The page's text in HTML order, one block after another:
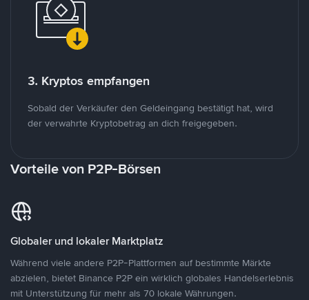
3. Kryptos empfangen
Sobald der Verkäufer den Geldeingang bestätigt hat, wird
der verwahrte Kryptobetrag an dich freigegeben.
Vorteile von P2P-Börsen
Globaler und lokaler Marktplatz
Während viele andere P2P-Plattformen auf bestimmte Märkte
abzielen, bietet Binance P2P ein wirklich globales Handelserlebnis
mit Unterstützung für mehr als 70 lokale Währungen.